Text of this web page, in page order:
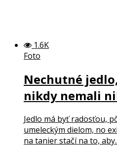
1.6K
Foto
Nechutné
nikdy nemali
Jedlo má byť radosťou,
umeleckým dielom, no
na tanier stačí na to,